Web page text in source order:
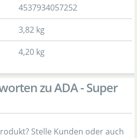
4537934057252
3,82 kg
4,20 kg
zu ADA - Super
Stelle Kunden oder auch